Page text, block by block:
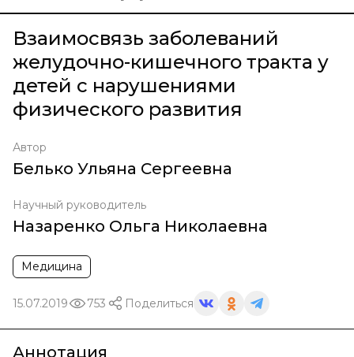
Взаимосвязь заболеваний
желудочно-кишечного тракта у
детей с нарушениями
физического развития
Автор
Белько Ульяна Сергеевна
Научный руководитель
Назаренко Ольга Николаевна
Медицина
15.07.2019 753 Поделиться
Аннотация